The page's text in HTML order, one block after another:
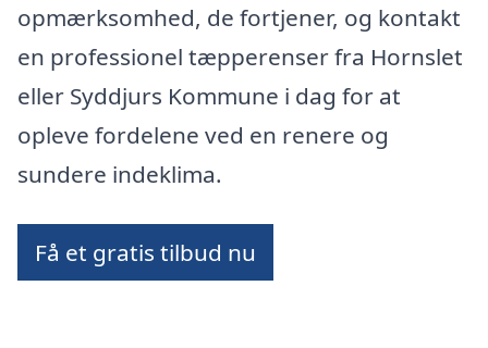
opmærksomhed, de fortjener, og kontakt
en professionel tæpperenser fra Hornslet
eller Syddjurs Kommune i dag for at
opleve fordelene ved en renere og
sundere indeklima.
Få et gratis tilbud nu